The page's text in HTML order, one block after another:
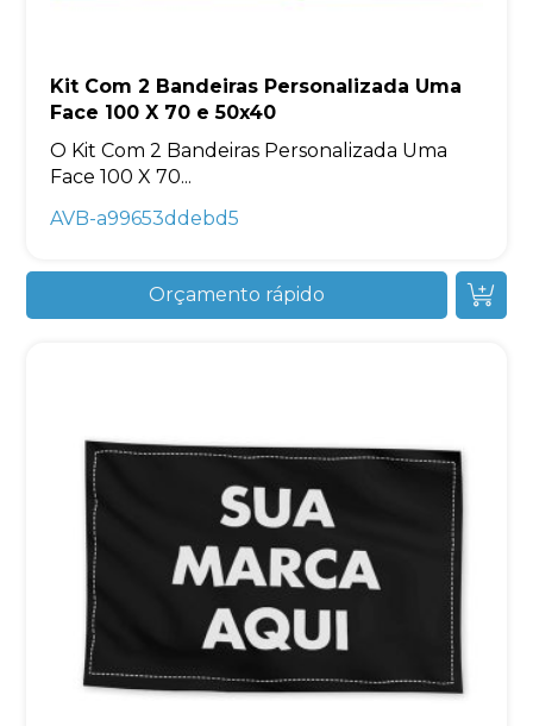
Kit Com 2 Bandeiras Personalizada Uma
Face 100 X 70 e 50x40
O Kit Com 2 Bandeiras Personalizada Uma
Face 100 X 70...
AVB-a99653ddebd5
Orçamento rápido